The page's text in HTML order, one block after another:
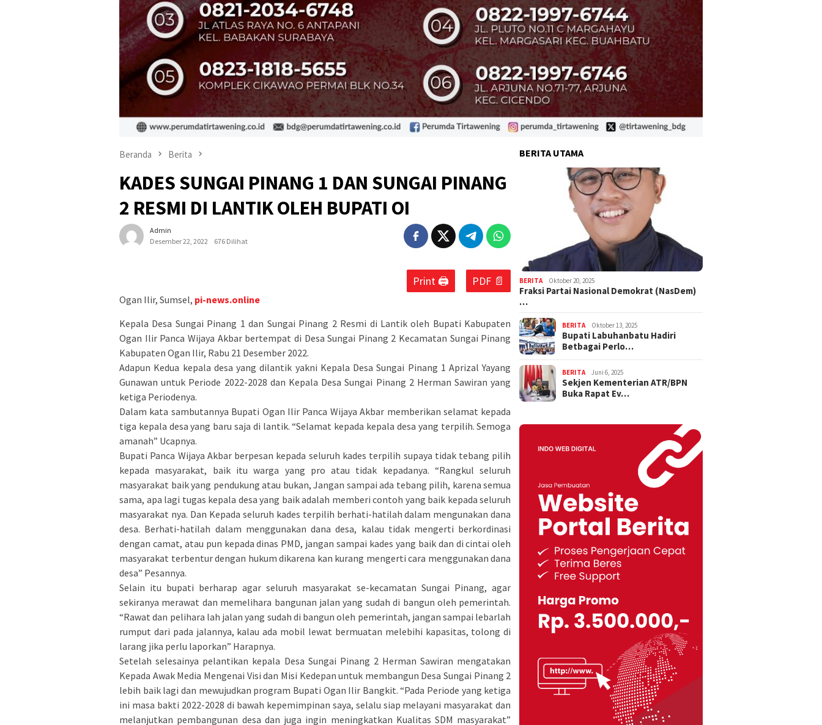
Beranda Berita
KADES SUNGAI PINANG 1 DAN SUNGAI PINANG
2 RESMI DI LANTIK OLEH BUPATI OI
Admin
Desember 22, 2022
676 Dilihat
Print 🖨 PDF 📄
Ogan Ilir, Sumsel, pi-news.online
Kepala Desa Sungai Pinang 1 dan Sungai Pinang 2 Resmi di Lantik oleh Bupati Kabupaten
Ogan Ilir Panca Wijaya Akbar bertempat di Desa Sungai Pinang 2 Kecamatan Sungai Pinang
Kabupaten Ogan Ilir, Rabu 21 Desember 2022.
Adapun Kedua kepala desa yang dilantik yakni Kepala Desa Sungai Pinang 1 Aprizal Yayang
Gunawan untuk Periode 2022-2028 dan Kepala Desa Sungai Pinang 2 Herman Sawiran yang
ketiga Periodenya.
Dalam kata sambutannya Bupati Ogan Ilir Panca Wijaya Akbar memberikan selamat kepada
tiga kepala desa yang baru saja di lantik. “Selamat kepada kepala desa yang terpilih. Semoga
amanah” Ucapnya.
Bupati Panca Wijaya Akbar berpesan kepada seluruh kades terpilih supaya tidak tebang pilih
kepada masyarakat, baik itu warga yang pro atau tidak kepadanya. “Rangkul seluruh
masyarakat baik yang pendukung atau bukan, Jangan sampai ada tebang pilih, karena semua
sama, apa lagi tugas kepala desa yang baik adalah memberi contoh yang baik kepada seluruh
masyarakat nya. Dan Kepada seluruh kades terpilih berhati-hatilah dalam mengunakan dana
desa. Berhati-hatilah dalam menggunakan dana desa, kalau tidak mengerti berkordinasi
dengan camat, atau pun kepada dinas PMD, jangan sampai kades yang baik dan di cintai oleh
masyarakat terbentur dengan hukum dikarena kan kurang mengerti cara menggunakan dana
desa” Pesannya.
Selain itu bupati berharap agar seluruh masyarakat se-kecamatan Sungai Pinang, agar
sekiranya merawat dan memelihara bangunan jalan yang sudah di bangun oleh pemerintah.
“Rawat dan pelihara lah jalan yang sudah di bangun oleh pemerintah, jangan sampai lebarlah
rumput dari pada jalannya, kalau ada mobil lewat bermuatan melebihi kapasitas, tolong di
larang jika perlu laporkan” Harapnya.
Setelah selesainya pelantikan kepala Desa Sungai Pinang 2 Herman Sawiran mengatakan
Kepada Awak Media Mengenai Visi dan Misi Kedepan untuk membangun Desa Sungai Pinang 2
lebih baik lagi dan mewujudkan program Bupati Ogan Ilir Bangkit. “Pada Periode yang ketiga
ini masa bakti 2022-2028 di bawah kepemimpinan saya, selalu siap melayani masyarakat dan
melanjutkan pembangunan desa dan juga ingin meningkatkan Kualitas SDM masyarakat”
BERITA UTAMA
BERITA Oktober 20, 2025
Fraksi Partai Nasional Demokrat (NasDem)
…
BERITA Oktober 13, 2025
Bupati Labuhanbatu Hadiri
Betbagai Perlo…
BERITA Juni 6, 2025
Sekjen Kementerian ATR/BPN
Buka Rapat Ev…